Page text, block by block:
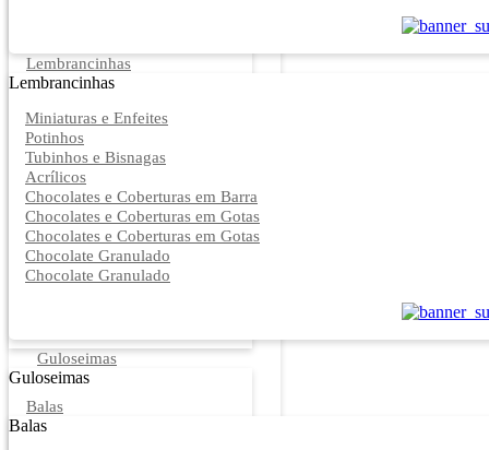
Lembrancinhas
Lembrancinhas
Miniaturas e Enfeites
Potinhos
Tubinhos e Bisnagas
Acrílicos
Chocolates e Coberturas em Barra
Chocolates e Coberturas em Gotas
Chocolates e Coberturas em Gotas
Chocolate Granulado
Chocolate Granulado
Guloseimas
Guloseimas
Balas
Balas